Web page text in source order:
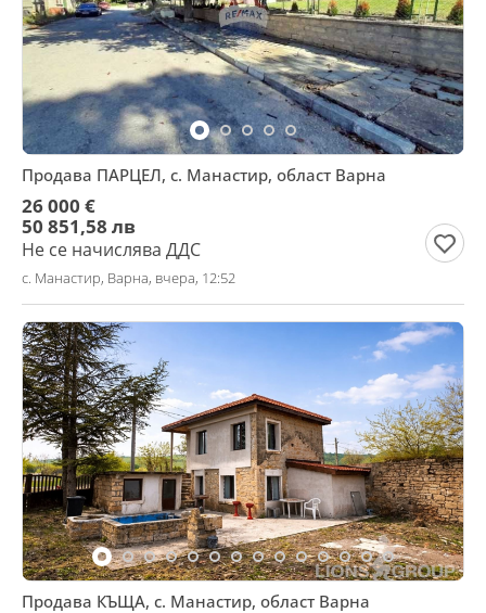
Продава ПАРЦЕЛ, с. Манастир, област Варна
26 000 €
50 851,58 лв
Не се начислява ДДС
с. Манастир, Варна, вчера, 12:52
Продава КЪЩА, с. Манастир, област Варна